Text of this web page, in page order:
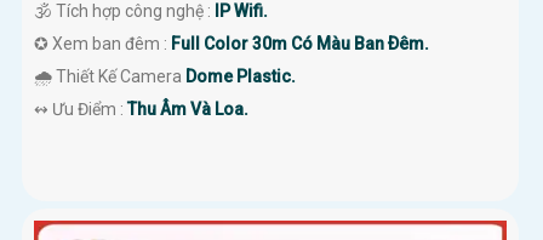
🕉️ Tích hợp công nghệ :
IP Wifi.
✪ Xem ban đêm : Full Color 30m Có Màu Ban Ðêm.
🌧️ Thiết Kế Camera Dome Plastic.
️↭ Ưu Điểm :Thu Âm Và Loa.